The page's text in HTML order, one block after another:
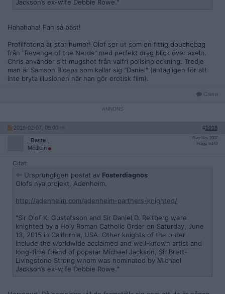
Jackson’s ex-wife Debbie Rowe."
Hahahaha! Fan så bäst!
Profilfotona är stor humor! Olof ser ut som en fittig douchebag
från "Revenge of the Nerds" med perfekt dryg blick över axeln.
Chris använder sitt mugshot från valfri polisinplockning. Tredje
man är Samson Biceps som kallar sig "Daniel" (antagligen för att
inte bryta illusionen när han gör erotisk film).
Citera
2016-02-07, 09:00 #1018
_Baste_
Medlem
Reg: Nov 2007
Inlägg: 8 143
Citat:
Ursprungligen postat av Fosterdiagnos
Olofs nya projekt, Adenheim.
http://adenheim.com/adenheim-partners-knighted/
"Sir Olof K. Gustafsson and Sir Daniel D. Reitberg were
knighted by a Holy Roman Catholic Order on Saturday, June
13, 2015 in California, USA. Other knights of the order
include the worldwide acclaimed and well-known artist and
long-time friend of popstar Michael Jackson, Sir Brett-
Livingstone Strong whom was nominated by Michael
Jackson’s ex-wife Debbie Rowe."